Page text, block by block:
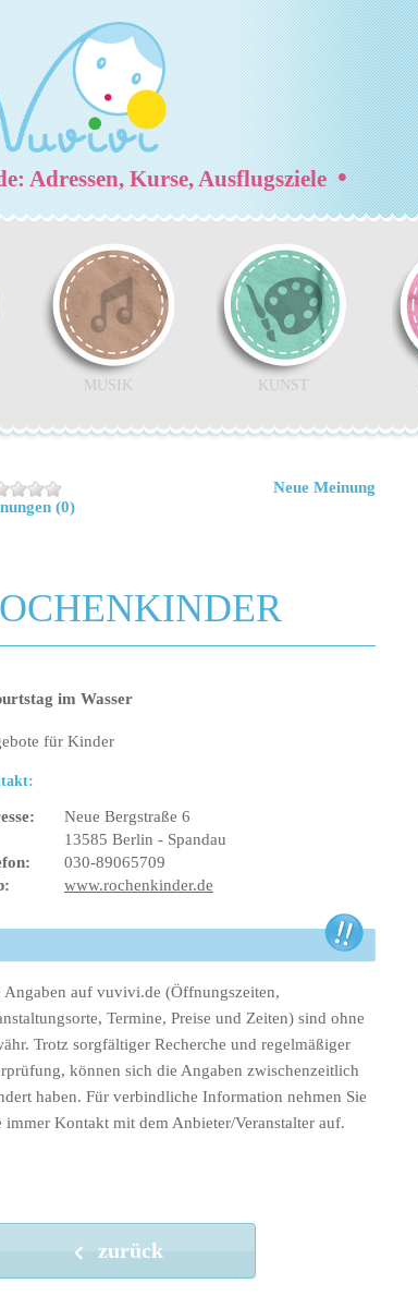
Adressen, Kurse, Ausflugsziele•
MUSIK KUNST
(0)
Neue Meinung
im Wasser
für Kinder
Neue Bergstraße 6
13585 Berlin - Spandau
030-89065709
www.rochenkinder.de
Angaben auf vuvivi.de (Öffnungszeiten,
Termine, Preise und Zeiten) sind ohne
Trotz sorgfältiger Recherche und regelmäßiger
können sich die Angaben zwischenzeitlich
haben. Für verbindliche Information nehmen Sie
immer Kontakt mit dem Anbieter/Veranstalter auf.
zurück